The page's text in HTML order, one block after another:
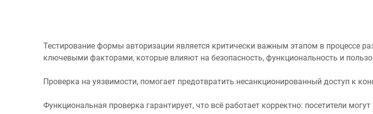
Тестирование формы авторизации является критически важным этапом в процессе
ключевыми факторами, которые влияют на безопасность, функциональность и
Проверка на уязвимости, помогает предотвратить несанкционированный доступ к
Функциональная проверка гарантирует, что всё работает корректно: посетители